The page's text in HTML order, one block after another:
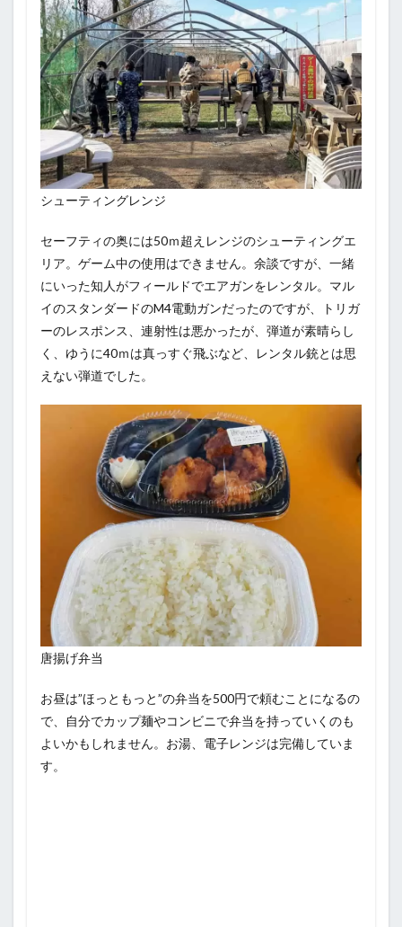
シューティングレンジ
セーフティの奥には50ｍ超えレンジのシューティングエ
リア。ゲーム中の使用はできません。余談ですが、一緒
にいった知人がフィールドでエアガンをレンタル。マル
イのスタンダードのM4電動ガンだったのですが、トリガ
ーのレスポンス、連射性は悪かったが、弾道が素晴らし
く、ゆうに40ｍは真っすぐ飛ぶなど、レンタル銃とは思
えない弾道でした。
唐揚げ弁当
お昼は”ほっともっと”の弁当を500円で頼むことになるの
で、自分でカップ麺やコンビニで弁当を持っていくのも
よいかもしれません。お湯、電子レンジは完備していま
す。